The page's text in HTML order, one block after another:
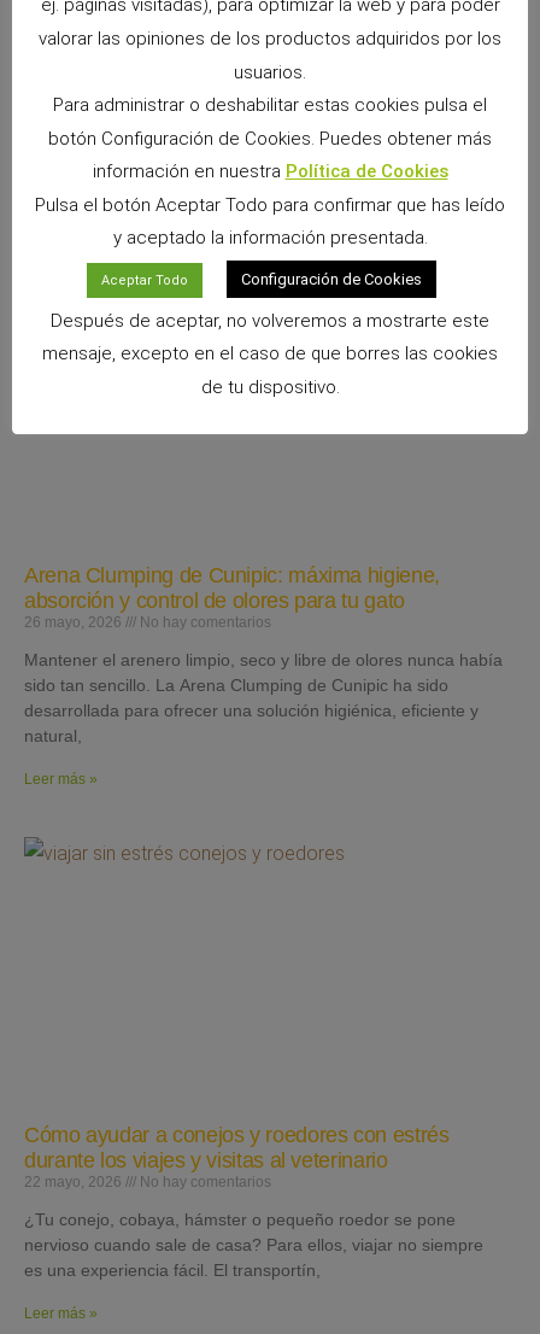
Snacks Alpha Pro: 6 sabores irresistibles para
otro pequeño mamífero herbívoro, sabrás que los premios
forman parte de los momentos más especiales
Arena Clumping de Cunipic: máxima higiene,
absorción y control de olores para tu gato
26 mayo, 2026 No hay comentarios
Mantener el arenero limpio, seco y libre de olores nunca había
sido tan sencillo. La Arena Clumping de Cunipic ha sido
desarrollada para ofrecer una solución higiénica, eficiente y
natural,
Leer más »
Cómo ayudar a conejos y roedores con estrés
durante los viajes y visitas al veterinario
22 mayo, 2026 No hay comentarios
¿Tu conejo, cobaya, hámster o pequeño roedor se pone
nervioso cuando sale de casa? Para ellos, viajar no siempre
es una experiencia fácil. El transportín,
Leer más »
ej. páginas visitadas), para optimizar la web y para poder
valorar las opiniones de los productos adquiridos por los
usuarios.
Para administrar o deshabilitar estas cookies pulsa el
botón Configuración de Cookies. Puedes obtener más
información en nuestra Política de Cookies
Pulsa el botón Aceptar Todo para confirmar que has leído
y aceptado la información presentada.
Aceptar Todo Configuración de Cookies
Después de aceptar, no volveremos a mostrarte este
mensaje, excepto en el caso de que borres las cookies
de tu dispositivo.